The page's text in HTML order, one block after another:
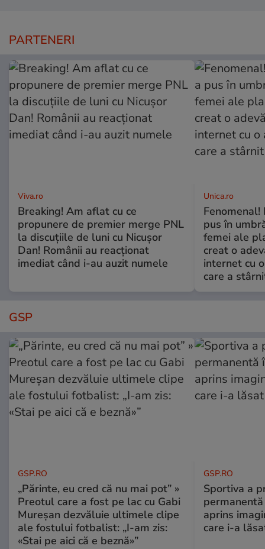
PARTENERI
Viva.ro
Breaking! Am aflat cu ce
propunere de premier merge PNL
la discuțiile de luni cu Nicușor
Dan! Românii au reacționat
imediat când i-au auzit numele
Unica.ro
pus în
femei ale
creat o
internet cu
care a
GSP
GSP.RO
„Părinte, eu cred că nu mai pot” »
Preotul care a fost pe lac cu Gabi
Mureșan dezvăluie ultimele clipe
ale fostului fotbalist: „I-am zis:
«Stai pe aici că e beznă»”
GSP.RO
Sportiva a
aprins
care i-a